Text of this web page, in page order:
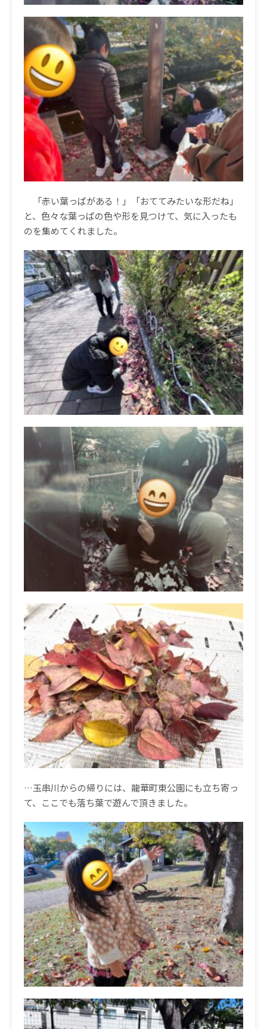
「赤い葉っぱがある！」「おててみたいな形だね」
と、色々な葉っぱの色や形を見つけて、気に入ったも
のを集めてくれました。
…玉串川からの帰りには、龍華町東公園にも立ち寄っ
て、ここでも落ち葉で遊んで頂きました。